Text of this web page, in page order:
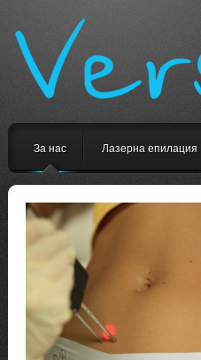
За нас Лазерна епилация